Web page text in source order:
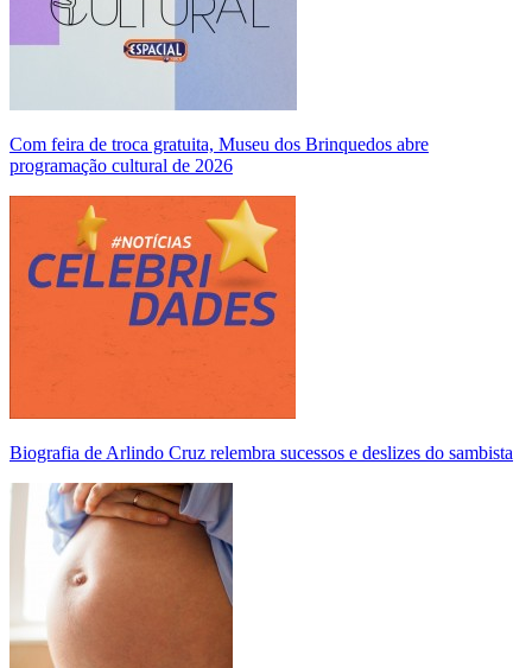
Com feira de troca gratuita, Museu dos Brinquedos abre
programação cultural de 2026
Biografia de Arlindo Cruz relembra sucessos e deslizes do sambista